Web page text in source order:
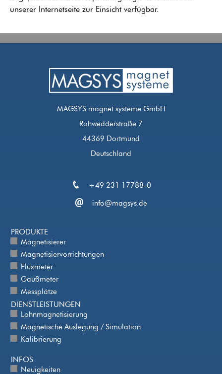
unserer Internetseite zur Einsicht verfügbar.
MAGSYS magnet systeme GmbH
Rohwedderstraße 7
44369 Dortmund
Deutschland
+49 231 17788-0
info@magsys.de
PRODUKTE
Magnetisierer
Magnetisiervorrichtungen
Fluxmeter
Gaußmeter
Messplätze
DIENSTLEISTUNGEN
Lohnmagnetisierung
Magnetische Auslegung / Simulation
Kalibrierung
INFOS
Neuigkeiten